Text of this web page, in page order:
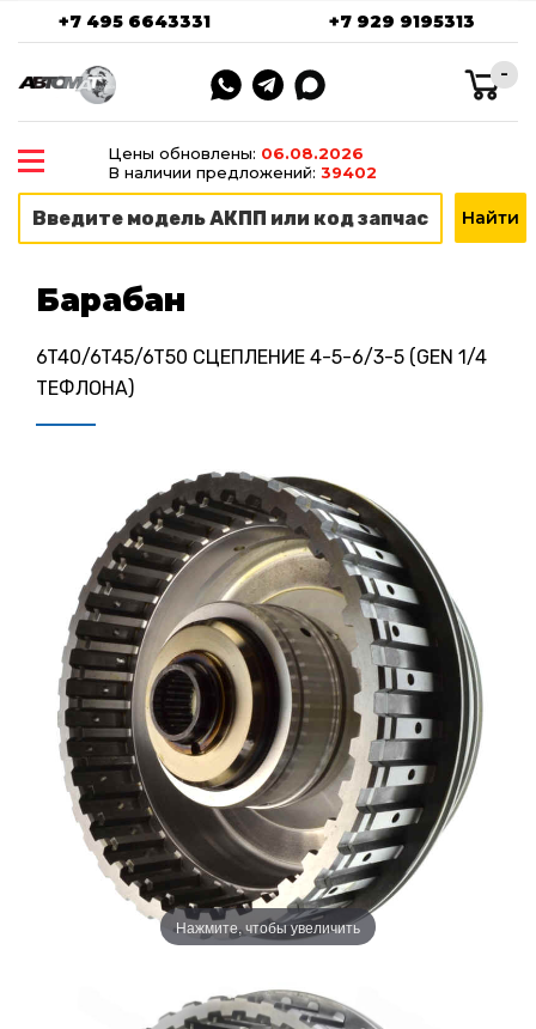
+7 495 6643331 +7 929 9195313
-
Цены обновлены: 06.08.2026
В наличии предложений: 39402
Барабан
6T40/6T45/6T50 СЦЕПЛЕНИЕ 4-5-6/3-5 (GEN 1/4
ТЕФЛОНА)
Нажмите, чтобы увеличить